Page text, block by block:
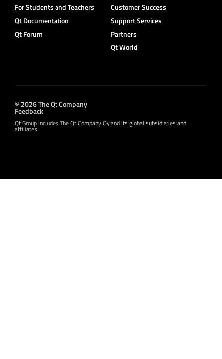
For Students and Teachers
Qt Documentation
Qt Forum
Customer Success
Support Services
Partners
Qt World
© 2026 The Qt Company
Feedback
Qt Group includes The Qt Company Oy and its global subsidiaries and
affiliates.